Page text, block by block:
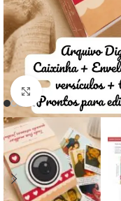
Click to enlarge